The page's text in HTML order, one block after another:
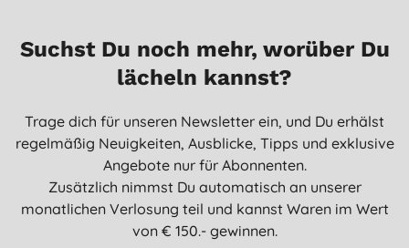
Suchst Du noch mehr, worüber Du
lächeln kannst?
Trage dich für unseren Newsletter ein, und Du erhälst
regelmäßig Neuigkeiten, Ausblicke, Tipps und exklusive
Angebote nur für Abonnenten.
Zusätzlich nimmst Du automatisch an unserer
monatlichen Verlosung teil und kannst Waren im Wert
von € 150.- gewinnen.